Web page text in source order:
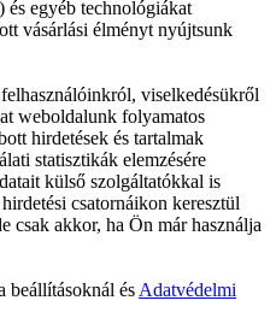
és egyéb technológiákat
vásárlási élményt nyújtsunk
viselkedésükről
weboldalunk folyamatos
hirdetések és tartalmak
statisztikák elemzésére
külső szolgáltatókkal is
csatornáikon keresztül
csak akkor, ha Ön már használja
beállításoknál és Adatvédelmi